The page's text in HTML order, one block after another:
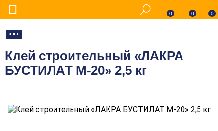
0 0 0
Клей строительный «ЛАКРА
БУСТИЛАТ М-20» 2,5 кг